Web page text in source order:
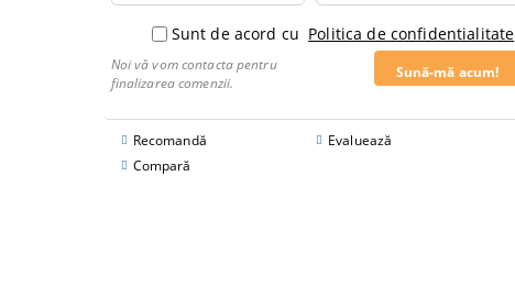
Sunt de acord cu Politica de confidentialitate
Noi vă vom contacta pentru
finalizarea comenzii.
Recomandă
Evaluează
Compară